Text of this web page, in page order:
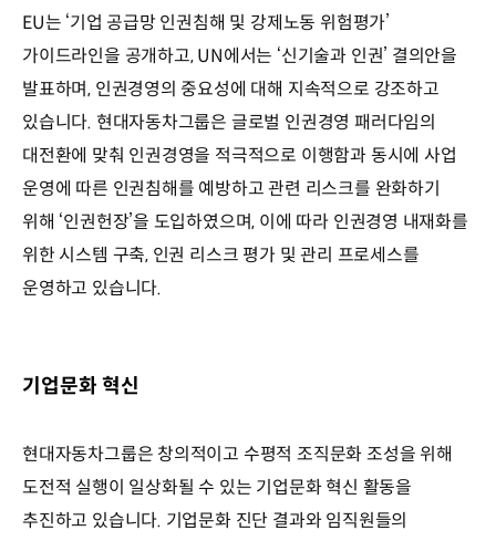
EU는 ‘기업 공급망 인권침해 및 강제노동 위험평가’
가이드라인을 공개하고, UN에서는 ‘신기술과 인권’ 결의안을
발표하며, 인권경영의 중요성에 대해 지속적으로 강조하고
있습니다. 현대자동차그룹은 글로벌 인권경영 패러다임의
대전환에 맞춰 인권경영을 적극적으로 이행함과 동시에 사업
운영에 따른 인권침해를 예방하고 관련 리스크를 완화하기
위해 ‘인권헌장’을 도입하였으며, 이에 따라 인권경영 내재화를
위한 시스템 구축, 인권 리스크 평가 및 관리 프로세스를
운영하고 있습니다.
기업문화 혁신
현대자동차그룹은 창의적이고 수평적 조직문화 조성을 위해
도전적 실행이 일상화될 수 있는 기업문화 혁신 활동을
추진하고 있습니다. 기업문화 진단 결과와 임직원들의